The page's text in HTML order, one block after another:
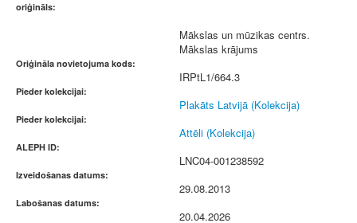
oriģināls:
Mākslas un mūzikas centrs.
Mākslas krājums
Oriģināla novietojuma kods:
IRPtL1/664.3
Pieder kolekcijai:
Plakāts Latvijā (Kolekcija)
Pieder kolekcijai:
Attēli (Kolekcija)
ALEPH ID:
LNC04-001238592
Izveidošanas datums:
29.08.2013
Labošanas datums:
20.04.2026